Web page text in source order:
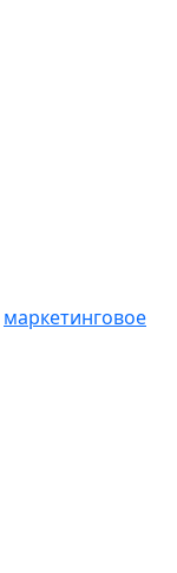
маркетинговое